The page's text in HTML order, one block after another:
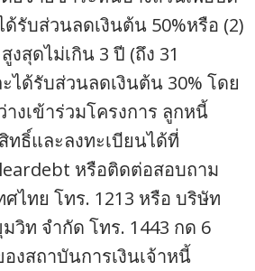
รับส่วนลดเงินต้น 50%หรือ (2)
สุดไม่เกิน 3 ปี (ถึง 31
ได้รับส่วนลดเงินต้น 30% โดย
งเข้าร่วมโครงการ ลูกหนี้
ทธิ์และลงทะเบียนได้ที่
หรือติดต่อสอบถาม
ไทย โทร. 1213 หรือ บริษัท
วิท จำกัด โทร. 1443 กด 6
งสถาบันการเงินเจ้าหนี้